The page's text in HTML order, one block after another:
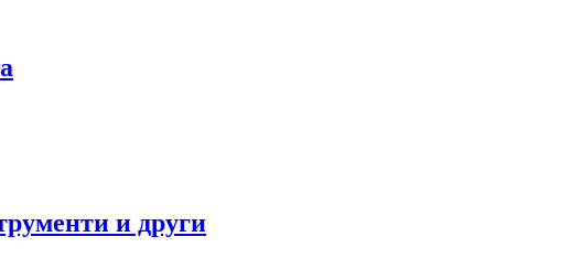
и други